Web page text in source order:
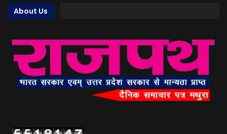
About Us